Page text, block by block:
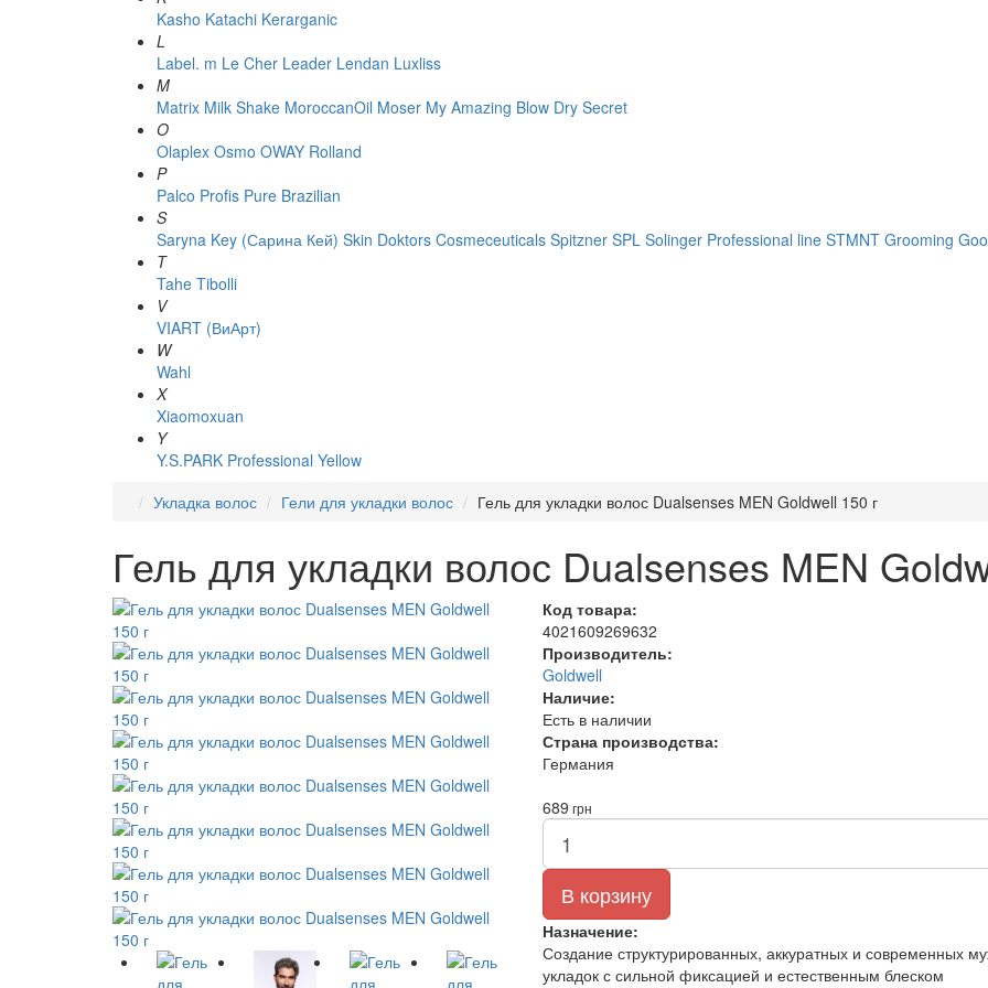
Kasho Katachi Kerarganic
L
Label. m Le Cher Leader Lendan Luxliss
M
Matrix Milk Shake MoroccanOil Moser My Amazing Blow Dry Secret
O
Olaplex Osmo OWAY Rolland
P
Palco Profis Pure Brazilian
S
Saryna Key (Сарина Кей) Skin Doktors Cosmeceuticals Spitzner SPL Solinger Professional line STMNT Grooming
T
Tahe Tibolli
V
VIART (ВиАрт)
W
Wahl
X
Xiaomoxuan
Y
Y.S.PARK Professional Yellow
Укладка волос
Гели для укладки волос Гель для укладки волос Dualsenses MEN Goldwell 150 г
Гель для укладки волос Dualsenses MEN
Код товара:
4021609269632
Производитель:
Goldwell
Наличие:
Есть в наличии
Страна производства:
Германия
689 грн
В корзину
Назначение:
Создание структурированных, аккуратных и современных
укладок с сильной фиксацией и естественным блеском